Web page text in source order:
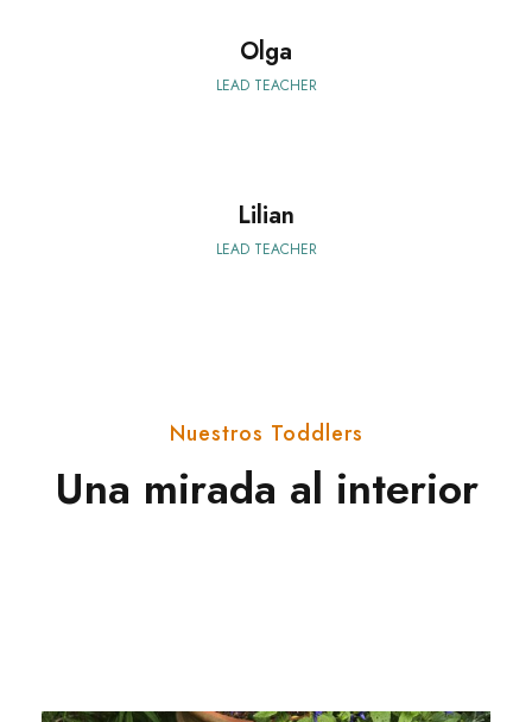
Olga
LEAD TEACHER
Lilian
LEAD TEACHER
Nuestros Toddlers
Una mirada al interior